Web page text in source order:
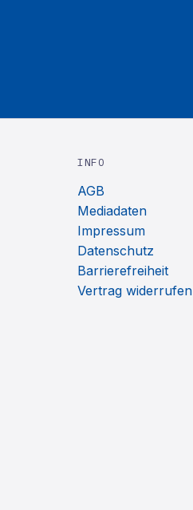
INFO
AGB
Mediadaten
Impressum
Datenschutz
Barrierefreiheit
Vertrag widerrufen